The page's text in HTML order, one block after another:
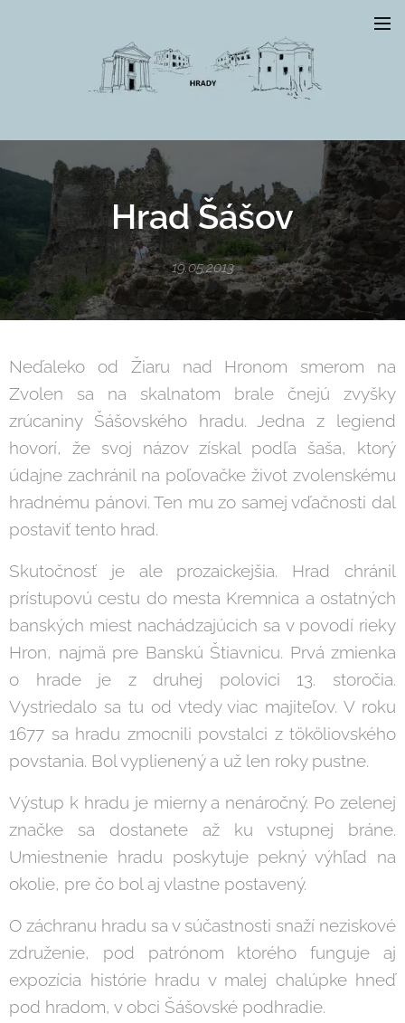
Hrad Šášov
19.05.2013
Neďaleko od Žiaru nad Hronom smerom na
Zvolen sa na skalnatom brale čnejú zvyšky
zrúcaniny Šášovského hradu. Jedna z legiend
hovorí, že svoj názov získal podľa šaša, ktorý
údajne zachránil na poľovačke život zvolenskému
hradnému pánovi. Ten mu zo samej vďačnosti dal
postaviť tento hrad.
Skutočnosť je ale prozaickejšia. Hrad chránil
prístupovú cestu do mesta Kremnica a ostatných
banských miest nachádzajúcich sa v povodí rieky
Hron, najmä pre Banskú Štiavnicu. Prvá zmienka
o hrade je z druhej polovici 13. storočia.
Vystriedalo sa tu od vtedy viac majiteľov. V roku
1677 sa hradu zmocnili povstalci z tököliovského
povstania. Bol vyplienený a už len roky pustne.
Výstup k hradu je mierny a nenáročný. Po zelenej
značke sa dostanete až ku vstupnej bráne.
Umiestnenie hradu poskytuje pekný výhľad na
okolie, pre čo bol aj vlastne postavený.
O záchranu hradu sa v súčastnosti snaží neziskové
združenie, pod patrónom ktorého funguje aj
expozícia histórie hradu v malej chalúpke hneď
pod hradom, v obci Šášovské podhradie.